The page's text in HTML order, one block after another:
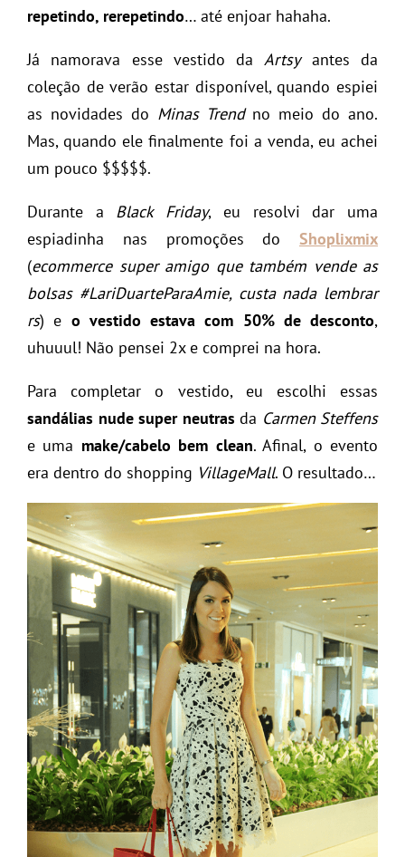
repetindo, rerepetindo… até enjoar hahaha.
Já namorava esse vestido daArtsyantes da
coleção de verão estar disponível, quando espiei
as novidades do Minas Trendno meio do ano.
Mas, quando ele finalmente foi a venda, eu achei
um pouco $$$$$.
Durante a Black Friday, eu resolvi dar uma
espiadinha nas promoções do Shoplixmix
(ecommerce super amigo que também vende as
bolsas #LariDuarteParaAmie, custa nada lembrar
rs) e o vestido estava com 50% de desconto,
uhuuul! Não pensei 2x e comprei na hora.
Para completar o vestido, eu escolhi essas
sandálias nude super neutras da Carmen Steffens
e uma make/cabelo bem clean. Afinal, o evento
era dentro do shopping VillageMall. O resultado…